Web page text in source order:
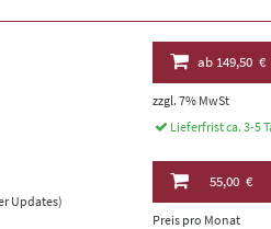
ab149,50 €
zzgl. 7% MwSt
Lieferfrist ca. 3-5
Updates)
55,00 €
Preis pro Monat